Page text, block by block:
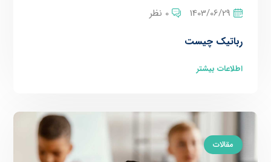
1403/06/29 0 نظر
رباتیک چیست
اطلاعات بیشتر
مقالات